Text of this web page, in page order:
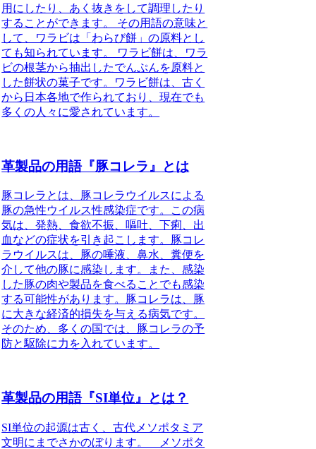
用にしたり、あく抜きをして調理したり
することができます。 その用語の意味と
して、ワラビは「わらび餅」の原料とし
ても知られています。 ワラビ餅は、ワラ
ビの根茎から抽出したでんぷんを原料と
した餅状の菓子です。ワラビ餅は、古く
から日本各地で作られており、現在でも
多くの人々に愛されています。
革製品の用語『豚コレラ』とは
豚コレラとは、豚コレラウイルスによる
豚の急性ウイルス性感染症です。この病
気は、発熱、食欲不振、嘔吐、下痢、出
血などの症状を引き起こします。豚コレ
ラウイルスは、豚の唾液、鼻水、糞便を
介して他の豚に感染します。また、感染
した豚の肉や製品を食べることでも感染
する可能性があります。豚コレラは、豚
に大きな経済的損失を与える病気です。
そのため、多くの国では、豚コレラの予
防と駆除に力を入れています。
革製品の用語『SI単位』とは？
SI単位の起源は古く、古代メソポタミア
文明にまでさかのぼります。 メソポタ